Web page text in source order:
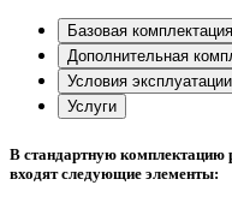
Базовая комплектация
Дополнительная
Условия эксплуатации
Услуги
В стандартную комплектацию
входят следующие элементы: